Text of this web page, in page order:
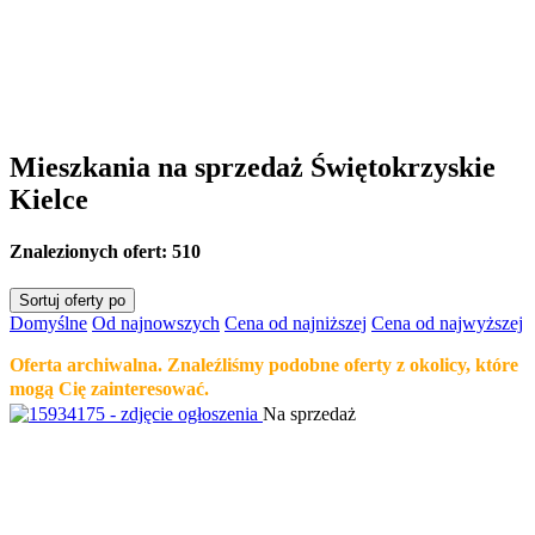
Mieszkania na sprzedaż Świętokrzyskie
Kielce
Znalezionych ofert: 510
Sortuj oferty po
Domyślne Od najnowszych Cena od najniższej Cena od najwyższej
Oferta archiwalna. Znaleźliśmy podobne oferty z okolicy, które
mogą Cię zainteresować.
Na sprzedaż